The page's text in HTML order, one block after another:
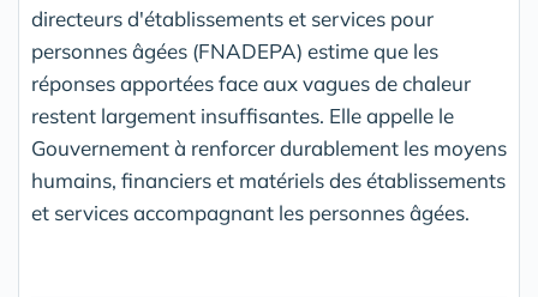
directeurs d'établissements et services pour
personnes âgées (FNADEPA) estime que les
réponses apportées face aux vagues de chaleur
restent largement insuffisantes. Elle appelle le
Gouvernement à renforcer durablement les moyens
humains, financiers et matériels des établissements
et services accompagnant les personnes âgées.